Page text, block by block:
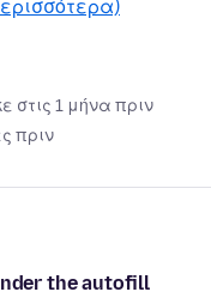
στις 1 μήνα πριν
πριν
the autofill